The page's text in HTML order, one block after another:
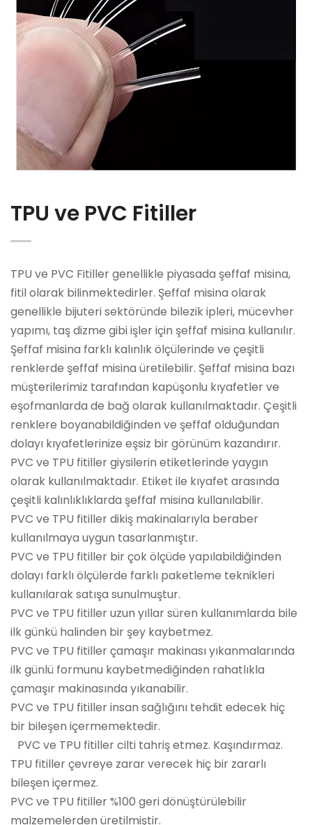
TPU ve PVC Fitiller
TPU ve PVC Fitiller genellikle piyasada şeffaf misina,
fitil olarak bilinmektedirler. Şeffaf misina olarak
genellikle bijuteri sektöründe bilezik ipleri, mücevher
yapımı, taş dizme gibi işler için şeffaf misina kullanılır.
Şeffaf misina farklı kalınlık ölçülerinde ve çeşitli
renklerde şeffaf misina üretilebilir. Şeffaf misina bazı
müşterilerimiz tarafından kapüşonlu kıyafetler ve
eşofmanlarda de bağ olarak kullanılmaktadır. Çeşitli
renklere boyanabildiğinden ve şeffaf olduğundan
dolayı kıyafetlerinize eşsiz bir görünüm kazandırır.
PVC ve TPU fitiller giysilerin etiketlerinde yaygın
olarak kullanılmaktadır. Etiket ile kıyafet arasında
çeşitli kalınlıklıklarda şeffaf misina kullanılabilir.
PVC ve TPU fitiller dikiş makinalarıyla beraber
kullanılmaya uygun tasarlanmıştır.
PVC ve TPU fitiller bir çok ölçüde yapılabildiğinden
dolayı farklı ölçülerde farklı paketleme teknikleri
kullanılarak satışa sunulmuştur.
PVC ve TPU fitiller uzun yıllar süren kullanımlarda bile
ilk günkü halinden bir şey kaybetmez.
PVC ve TPU fitiller çamaşır makinası yıkanmalarında
ilk günlü formunu kaybetmediğinden rahatlıkla
çamaşır makinasında yıkanabilir.
PVC ve TPU fitiller insan sağlığını tehdit edecek hiç
bir bileşen içermemektedir.
PVC ve TPU fitiller cilti tahriş etmez. Kaşındırmaz.
TPU fitiller çevreye zarar verecek hiç bir zararlı
bileşen içermez.
PVC ve TPU fitiller %100 geri dönüştürülebilir
malzemelerden üretilmiştir.